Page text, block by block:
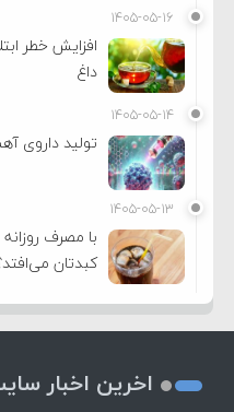
۱۴۰۵-۰۵-۱۶
افزایش خطر
داغ
۱۴۰۵-۰۵-۱۴
تولید داروی
۱۴۰۵-۰۵-۱۳
با مصرف
کبدتان
اخرین اخبار